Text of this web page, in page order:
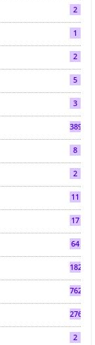
2
1
2
5
3
3892
8
2
11
17
64
182
7624
2763
2